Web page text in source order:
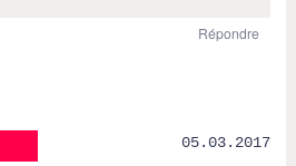
Répondre
05.03.2017